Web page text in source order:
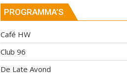
PROGRAMMA’S
Café HW
Club 96
De Late Avond